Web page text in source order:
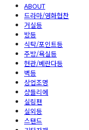
ABOUT
드라마/영화협찬
거실등
방등
식탁/포인트등
주방/욕실등
현관/베란다등
벽등
상업조명
샹들리에
실링팬
실외등
스탠드